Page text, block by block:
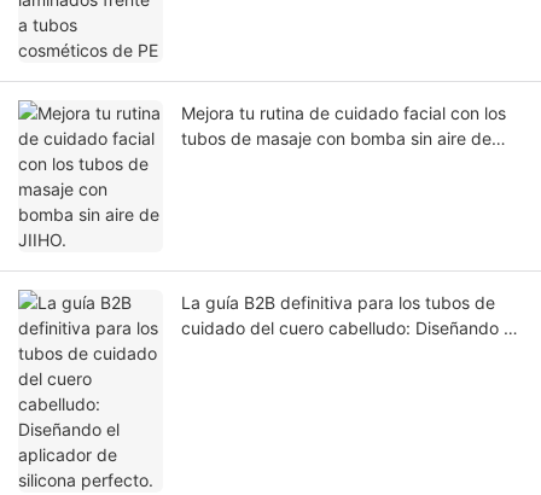
Mejora tu rutina de cuidado facial con los
tubos de masaje con bomba sin aire de
La guía B2B definitiva para los tubos de
cuidado del cuero cabelludo: Diseñando el